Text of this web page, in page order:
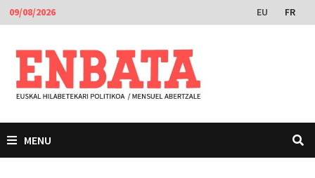
Passer
au
contenu
09/08/2026 EU FR
MENU